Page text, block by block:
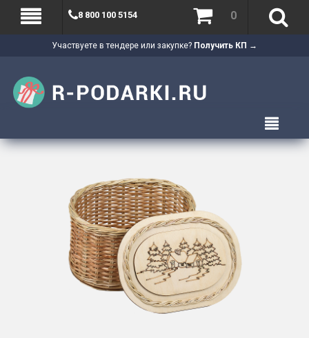
Участвуете в тендере или закупке? Получить КП →
8 800 100 5154 0